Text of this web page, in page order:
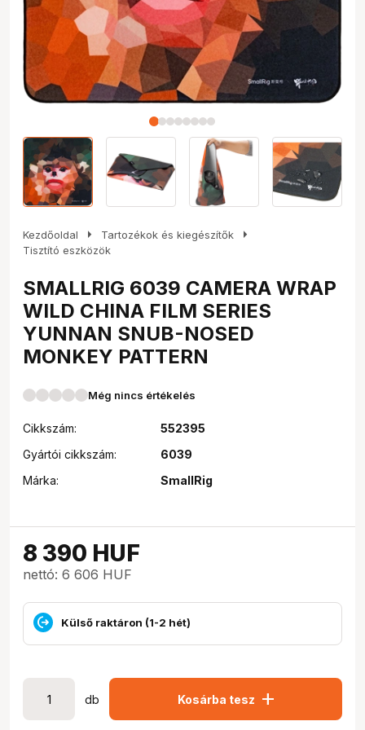
Kezdőoldal arrow_right Tartozékok és kiegészítők arrow_right
Tisztító eszközök
SMALLRIG 6039 CAMERA WRAP
WILD CHINA FILM SERIES
YUNNAN SNUB-NOSED
MONKEY PATTERN
Még nincs értékelés
Cikkszám:
552395
Gyártói cikkszám:
6039
Márka:
SmallRig
8 390 HUF
nettó: 6 606 HUF
Külső raktáron (1-2 hét)
db Kosárba tesz add